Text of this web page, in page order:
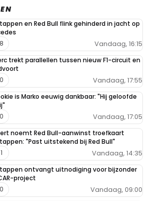
en Red Bull flink gehinderd in jacht op
Vandaag, 16:15
8
trekt parallellen tussen nieuw F1-circuit en
Vandaag, 17:55
0
is Marko eeuwig dankbaar: "Hij geloofde
Vandaag, 17:05
0
noemt Red Bull-aanwinst troefkaart
"Past uitstekend bij Red Bull"
Vandaag, 14:35
1
ontvangt uitnodiging voor bijzonder
project
Vandaag, 09:00
0